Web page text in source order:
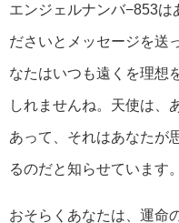
エンジェルナンバ−853は
ださいとメッセージを送
なたはいつも遠くを理想
しれませんね。天使は、
あって、それはあなたが
るのだと知らせています。
おそらくあなたは、運命